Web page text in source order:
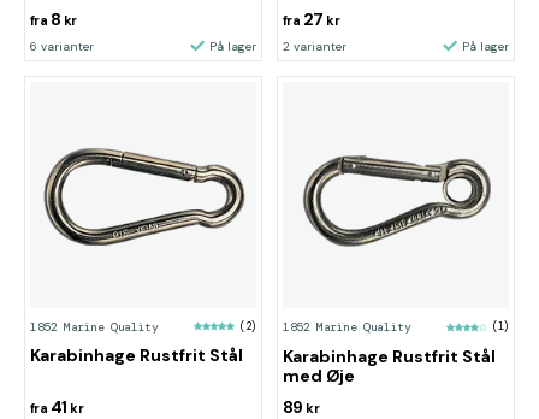
fra 8 kr
6 varianter På lager
fra 27 kr
2 varianter På lager
1852 Marine Quality (2)
Karabinhage Rustfrit Stål
fra 41 kr
1852 Marine Quality (1)
Karabinhage Rustfrit Stål
med Øje
89 kr